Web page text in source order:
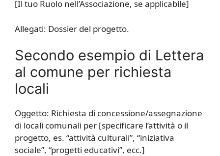
[Il tuo Ruolo nell’Associazione, se applicabile]
Allegati: Dossier del progetto.
Secondo esempio di Lettera
al comune per richiesta
locali
Oggetto: Richiesta di concessione/assegnazione
di locali comunali per [specificare l’attività o il
progetto, es. “attività culturali”, “iniziativa
sociale”, “progetti educativi”, ecc.]